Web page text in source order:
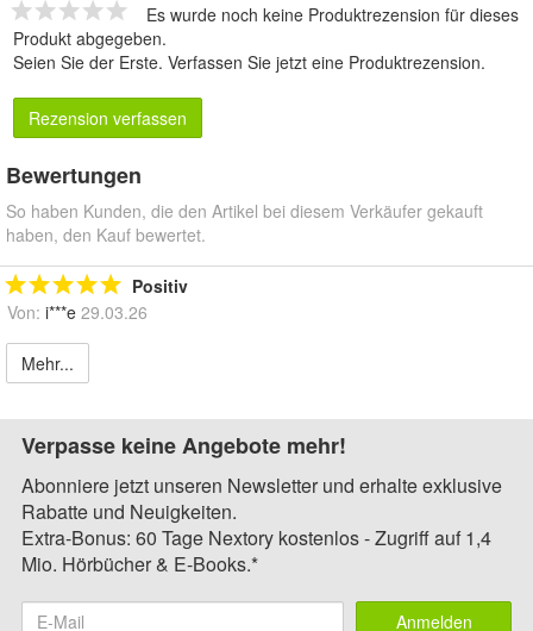
Es wurde noch keine Produktrezension für dieses
Produkt abgegeben.
Seien Sie der Erste. Verfassen Sie jetzt eine Produktrezension.
Rezension verfassen
Bewertungen
So haben Kunden, die den Artikel bei diesem Verkäufer gekauft
haben, den Kauf bewertet.
Positiv
Von: i***e 29.03.26
Mehr...
Verpasse keine Angebote mehr!
Abonniere jetzt unseren Newsletter und erhalte exklusive
Rabatte und Neuigkeiten.
Extra-Bonus: 60 Tage Nextory kostenlos - Zugriff auf 1,4
Mio. Hörbücher & E-Books.*
Anmelden